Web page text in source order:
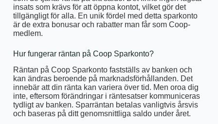
insats som krävs för att öppna kontot, vilket gör det
tillgängligt för alla. En unik fördel med detta sparkonto
är de extra bonusar och rabatter man får som Coop-
medlem.
Hur fungerar räntan på Coop Sparkonto?
Räntan på Coop Sparkonto fastställs av banken och
kan ändras beroende på marknadsförhållanden. Det
innebär att din ränta kan variera över tid. Men oroa dig
inte, eftersom förändringar i räntesatser kommuniceras
tydligt av banken. Sparräntan betalas vanligtvis årsvis
och baseras på ditt genomsnittliga saldo under året.